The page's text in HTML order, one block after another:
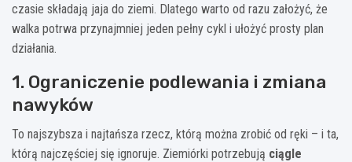
czasie składają jaja do ziemi. Dlatego warto od razu założyć, że
walka potrwa przynajmniej jeden pełny cykl i ułożyć prosty plan
działania.
1. Ograniczenie podlewania i zmiana
nawyków
To najszybsza i najtańsza rzecz, którą można zrobić od ręki – i ta,
którą najczęściej się ignoruje. Ziemiórki potrzebują ciągle